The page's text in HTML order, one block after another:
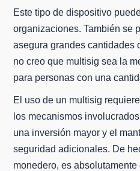
Este tipo de dispositivo
organizaciones. También se
asegura grandes cantidades
no creo que multisig sea la
para personas con una
El uso de un multisig
los mecanismos
una inversión mayor y el
seguridad adicionales. De
monedero, es